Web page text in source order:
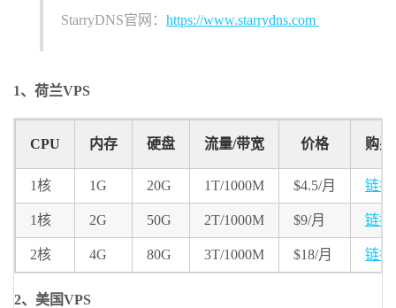
StarryDNS官网： https://www.starrydns.com
1、荷兰VPS
CPU 内存 硬盘 流量/带宽 价格 购买
1核 1G 20G 1T/1000M $4.5/月 链接
1核 2G 50G 2T/1000M $9/月 链接
2核 4G 80G 3T/1000M $18/月 链接
2、美国VPS